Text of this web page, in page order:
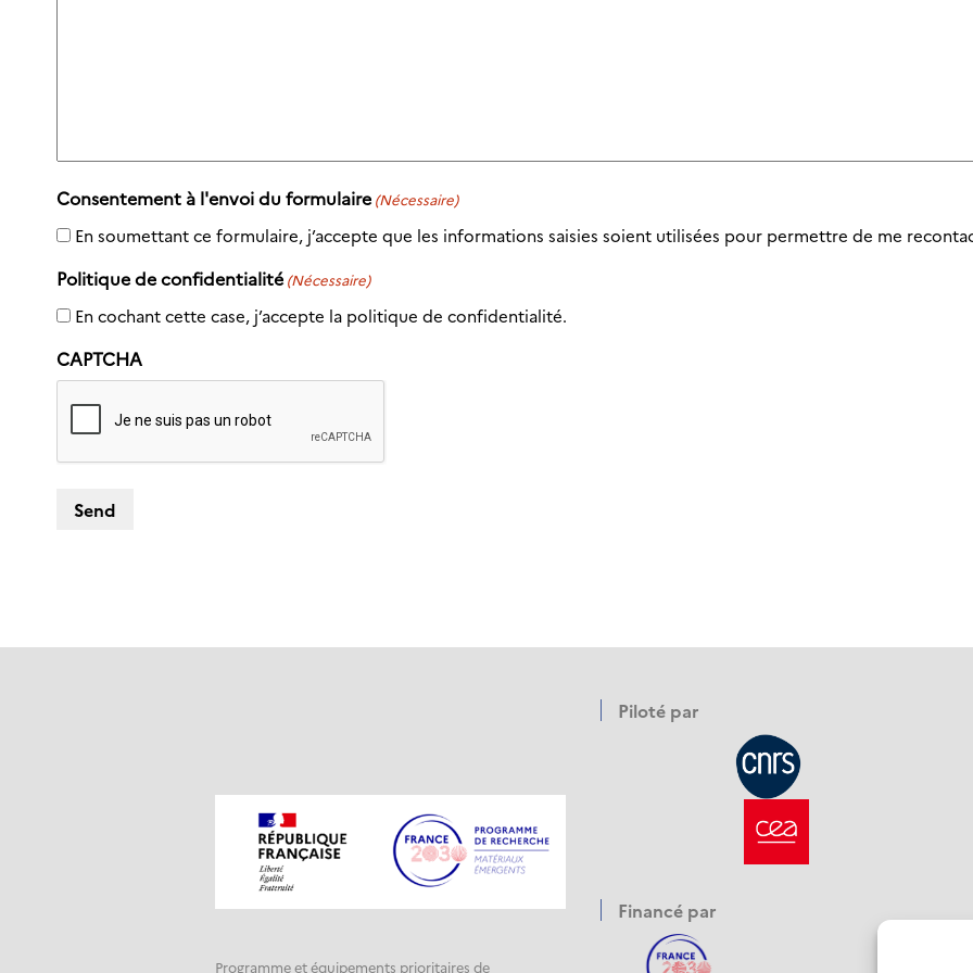
Consentement à l'envoi du formulaire (Nécessaire)
En soumettant ce formulaire, j’accepte que les informations saisies soient utilisées pour permettre de me
Politique de confidentialité (Nécessaire)
En cochant cette case, j’accepte la politique de confidentialité.
CAPTCHA
Programme et équipements prioritaires de
Piloté par
Financé par